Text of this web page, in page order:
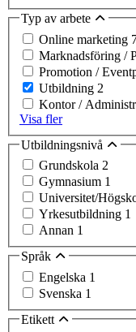
Typ av arbete
Online marketing
Marknadsföring /
Promotion /
Utbildning 2
Kontor /
Visa fler
Utbildningsnivå
Grundskola 2
Gymnasium 1
Universitet/
Yrkesutbildning 1
Annan 1
Språk
Engelska 1
Svenska 1
Etikett